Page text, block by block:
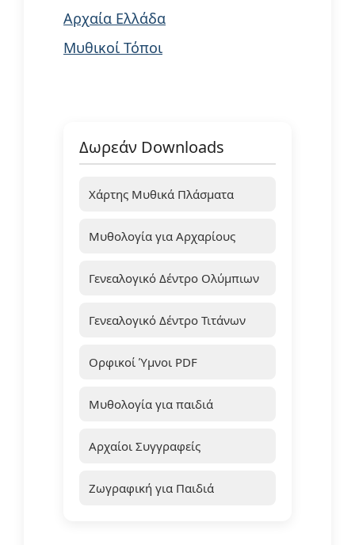
Αρχαία Ελλάδα
Μυθικοί Τόποι
Δωρεάν Downloads
Χάρτης Μυθικά Πλάσματα
Μυθολογία για Αρχαρίους
Γενεαλογικό Δέντρο Ολύμπιων
Γενεαλογικό Δέντρο Τιτάνων
Ορφικοί Ύμνοι PDF
Μυθολογία για παιδιά
Αρχαίοι Συγγραφείς
Ζωγραφική για Παιδιά